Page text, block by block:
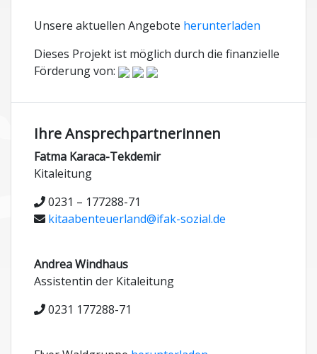
Unsere aktuellen Angebote herunterladen
Dieses Projekt ist möglich durch die finanzielle
Förderung von:
Ihre Ansprechpartnerinnen
Fatma Karaca-Tekdemir
Kitaleitung
0231 – 177288-71
kitaabenteuerland@ifak-sozial.de
Andrea Windhaus
Assistentin der Kitaleitung
0231 177288-71